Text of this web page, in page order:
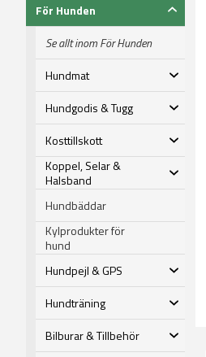
För Hunden
Se allt inom För Hunden
Hundmat
Hundgodis & Tugg
Kosttillskott
Koppel, Selar &
Halsband
Hundbäddar
Kylprodukter för
hund
Hundpejl & GPS
Hundträning
Bilburar & Tillbehör